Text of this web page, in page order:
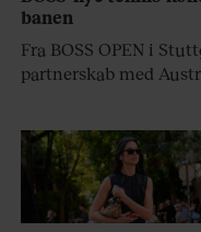
banen
Fra BOSS OPEN i
partnerskab med